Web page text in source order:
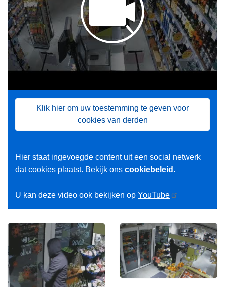
Klik hier om uw toestemming te geven voor
cookies van derden
Hier staat ingevoegde content uit een social netwerk
dat cookies plaatst. Bekijk ons cookiebeleid.
U kan deze video ook bekijken op YouTube